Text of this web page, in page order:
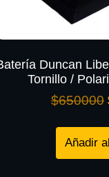
Duncan
Tornillo /
$650000
Añadir